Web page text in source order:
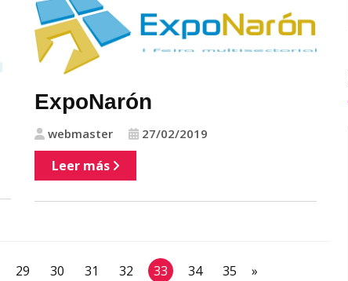
ExpoNarón
webmaster 27/02/2019
Leer más
29 30 31 32 33 34 35 »